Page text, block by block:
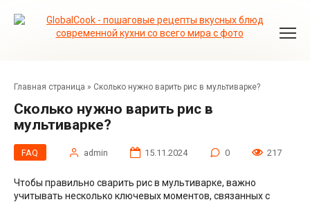
Главная страница » Сколько нужно варить рис в мультиварке?
Сколько нужно варить рис в
мультиварке?
FAQ admin 15.11.2024 0 217
Чтобы правильно сварить рис в мультиварке, важно
учитывать несколько ключевых моментов, связанных с